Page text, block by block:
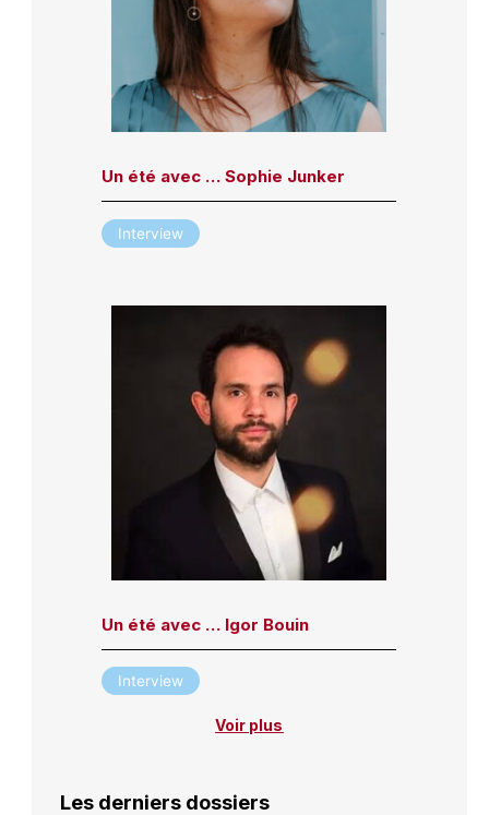
Un été avec … Sophie Junker
Interview
Un été avec … Igor Bouin
Interview
Voir plus
Les derniers dossiers